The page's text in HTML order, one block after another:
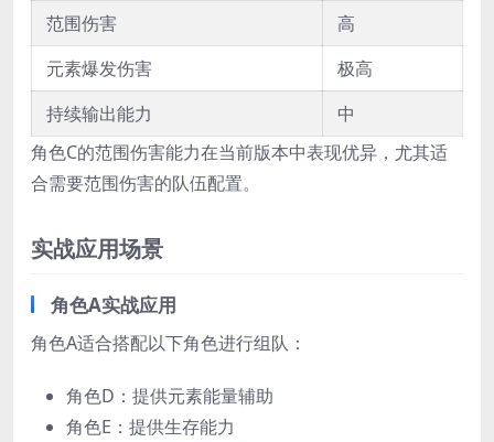
范围伤害
高
元素爆发伤害
极高
持续输出能力
中
角色C的范围伤害能力在当前版本中表现优异，尤其适
合需要范围伤害的队伍配置。
实战应用场景
角色A实战应用
角色A适合搭配以下角色进行组队：
角色D：提供元素能量辅助
角色E：提供生存能力